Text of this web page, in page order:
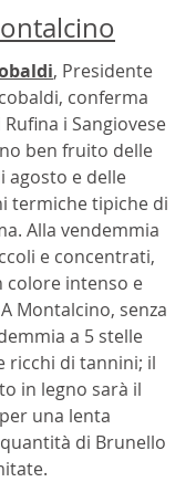
, Presidente
conferma
i Sangiovese
ben fruito delle
agosto e delle
termiche tipiche di
Alla vendemmia
e concentrati,
colore intenso e
Montalcino, senza
a 5 stelle
ricchi di tannini; il
in legno sarà il
una lenta
di Brunello